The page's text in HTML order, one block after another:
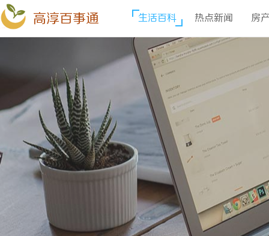
高淳百事通 生活百科 热点新闻 房